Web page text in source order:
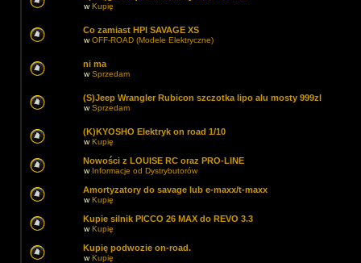
wKupię
Co zamiast HPI SAVAGE XS
wOFF-ROAD (Modele Elektryczne)
ni ma
wSprzedam
(S)Jeep Wrangler Rubicon szczotka lipo alu mosty 999zl
wSprzedam
(K)KYOSHO Elektryk on road 1/10
wKupię
Nowości z LOUISE RC oraz PRO-LINE
w Informacje od Dystrybutorów
Amortyzatory do savage lub e-maxx/t-maxx
wKupię
Kupie silnik PICCO 26 MAX do REVO 3.3
wKupię
Kupię podwozie on-road.
wKupię